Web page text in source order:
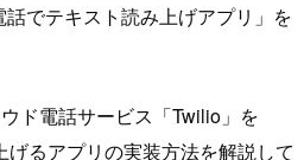
話でテキスト読み上げアプリ」を
ド電話サービス「Twilio」を
るアプリの実装方法を解説して